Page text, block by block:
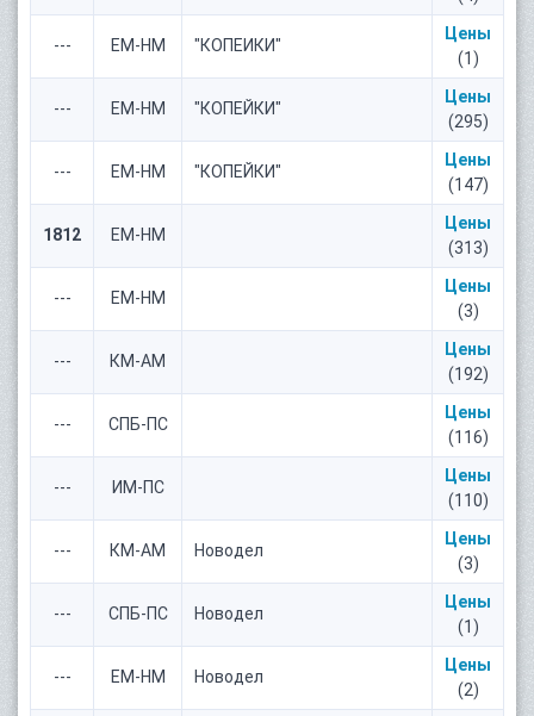
--- ЕМ-НМ "КОПЕИКИ"
Цены
(1)
--- ЕМ-НМ "КОПЕЙКИ"
Цены
(295)
--- ЕМ-НМ "КОПЕЙКИ"
Цены
(147)
1812 ЕМ-НМ
Цены
(313)
--- ЕМ-НМ
Цены
(3)
--- КМ-АМ
Цены
(192)
--- СПБ-ПС
Цены
(116)
--- ИМ-ПС
Цены
(110)
--- КМ-АМ Новодел
Цены
(3)
--- СПБ-ПС Новодел
Цены
(1)
--- ЕМ-НМ Новодел
Цены
(2)